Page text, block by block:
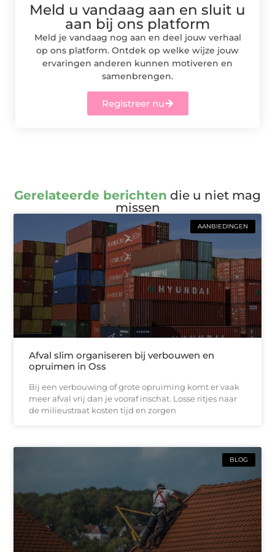
Meld u vandaag aan en sluit u
aan bij ons platform
Meld je vandaag nog aan en deel jouw verhaal
op ons platform. Ontdek op welke wijze jouw
ervaringen anderen kunnen motiveren en
samenbrengen.
Registreer nu
Gerelateerde berichten die u niet mag
missen
AANBIEDINGEN
Afval slim organiseren bij verbouwen en
opruimen in Oss
Bij een verbouwing of grote opruiming komt er vaak
meer afval vrij dan je vooraf inschat. Losse ritjes naar
de milieustraat kosten tijd en zorgen
BLOG